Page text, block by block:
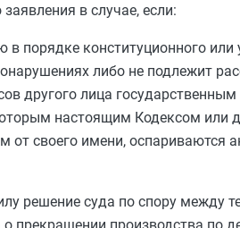
в случае, если:
порядке конституционного или
либо не подлежит
другого лица
настоящим Кодексом или
от своего имени, оспариваются
решение суда по спору между